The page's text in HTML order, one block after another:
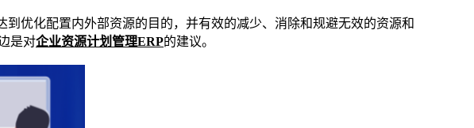
优化配置内外部资源的目的，并有效的减少、消除和规避无效的资源和
是对企业资源计划管理ERP的建议。